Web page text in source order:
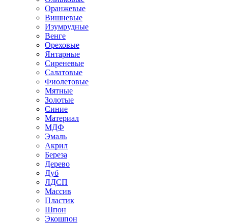
Оранжевые
Вишневые
Изумрудные
Венге
Ореховые
Янтарные
Сиреневые
Салатовые
Фиолетовые
Мятные
Золотые
Синие
Материал
МДФ
Эмаль
Акрил
Береза
Дерево
Дуб
ЛДСП
Массив
Пластик
Шпон
Экошпон